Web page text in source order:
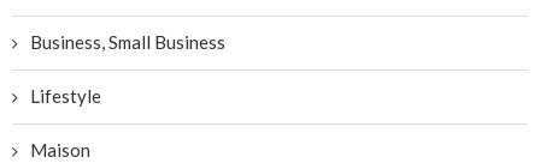
Business, Small Business
Lifestyle
Maison